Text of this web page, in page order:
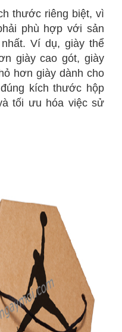
thước riêng biệt, vì
phù hợp với sản
Ví dụ, giày thể
giày cao gót, giày
hơn giày dành cho
kích thước hộp
tối ưu hóa việc sử